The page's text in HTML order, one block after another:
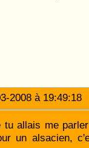
2008 à
tu allais me
un alsacien,